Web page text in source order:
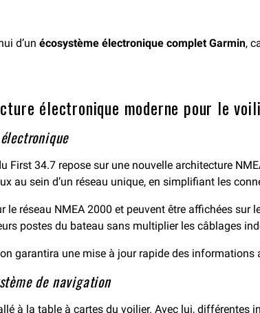
d’un écosystème électronique complet Garmin,
électronique moderne pour le
First 34.7 repose sur une nouvelle architecture
au sein d’un réseau unique, en simplifiant les
le réseau NMEA 2000 et peuvent être affichées
postes du bateau sans multiplier les câblages
garantira une mise à jour rapide des
de navigation
à la table à cartes du voilier. Avec lui, différentes